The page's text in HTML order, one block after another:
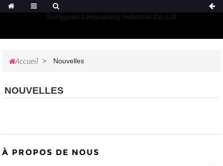
Dongguan Likeycasting Industrial Co.,Ltd
Accueil Nouvelles
NOUVELLES
À PROPOS DE NOUS